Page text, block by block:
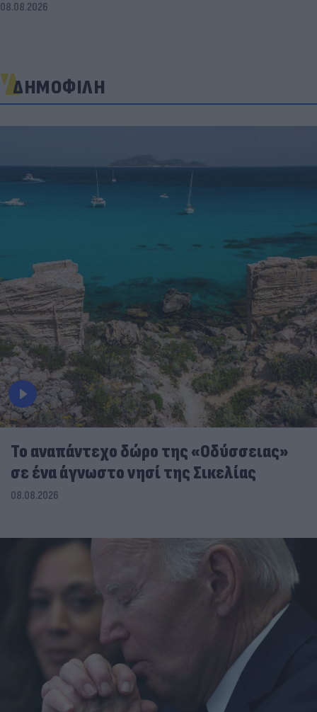
08.08.2026
ΔΗΜΟΦΙΛΗ
To αναπάντεχο δώρο της «Οδύσσειας»
σε ένα άγνωστο νησί της Σικελίας
08.08.2026